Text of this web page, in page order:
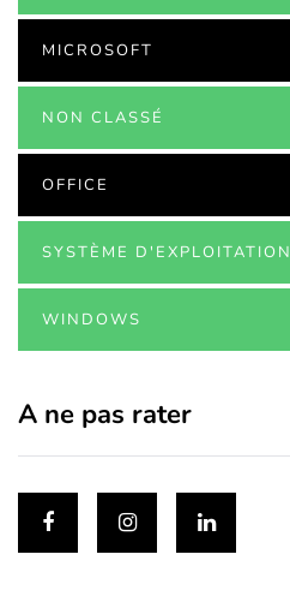
MICROSOFT
NON CLASSÉ
OFFICE
SYSTÈME D'EXPLOITATION
WINDOWS
A ne pas rater